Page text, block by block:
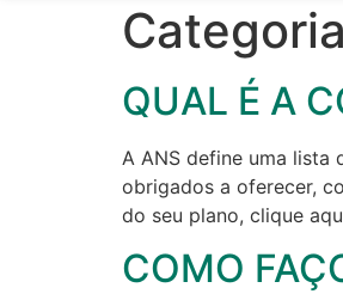
QUAL É A
A ANS define uma lista
obrigados a oferecer,
do seu plano, clique
COMO